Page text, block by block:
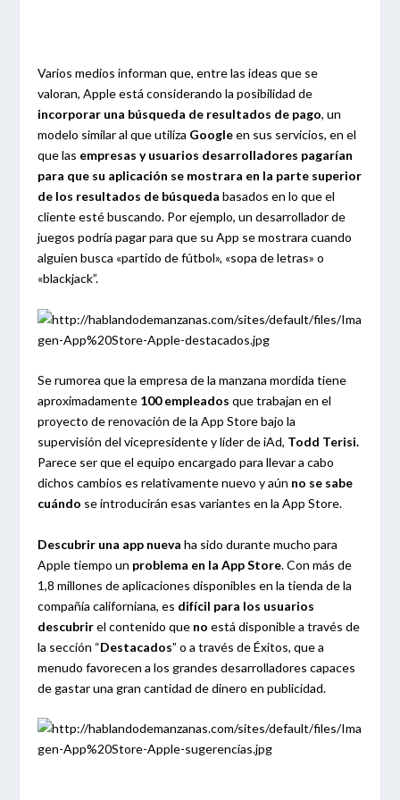
Varios medios informan que, entre las ideas que se
valoran, Apple está considerando la posibilidad de
incorporar una búsqueda de resultados de pago, un
modelo similar al que utiliza Googleen sus servicios, en el
que las empresas y usuarios desarrolladores pagarían
para que su aplicación se mostrara en la parte superior
de los resultados de búsqueda basados en lo que el
cliente esté buscando. Por ejemplo, un desarrollador de
juegos podría pagar para que su App se mostrara cuando
alguien busca «partido de fútbol», «sopa de letras» o
«blackjack”.
Se rumorea que la empresa de la manzana mordida tiene
aproximadamente 100 empleados que trabajan en el
proyecto de renovación de la App Store bajo la
supervisión del vicepresidente y líder de iAd, Todd Terisi.
Parece ser que el equipo encargado para llevar a cabo
dichos cambios es relativamente nuevo y aún no se sabe
cuándo se introducirán esas variantes en la App Store.
Descubrir una app nueva ha sido durante mucho para
Apple tiempo un problema en la App Store. Con más de
1,8 millones de aplicaciones disponibles en la tienda de la
compañía californiana, es difícil para los usuarios
descubrirel contenido que no está disponible a través de
la sección “Destacados” o a través de Éxitos, que a
menudo favorecen a los grandes desarrolladores capaces
de gastar una gran cantidad de dinero en publicidad.